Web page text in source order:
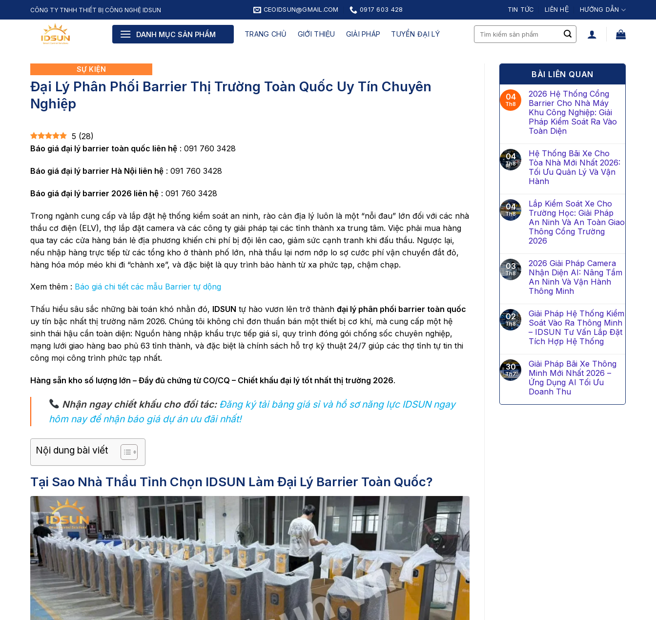
to
CÔNG TY TNHH THIẾT BỊ CÔNG NGHỆ IDSUN CEOIDSUN@GMAIL.COM 0917 603 428 TIN TỨC LIÊN HỆ HƯỚNG DẪN
DANH MỤC SẢN PHẨM TRANG CHỦ GIỚI THIỆU GIẢI PHÁP TUYỂN ĐẠI LÝ
Search
SỰ KIỆN
Đại Lý Phân Phối Barrier Thị Trường Toàn Quốc Uy Tín Chuyên
Nghiệp
5 (28)
Báo giá đại lý barrier toàn quốc liên hệ : 091 760 3428
Báo giá đại lý barrier Hà Nội liên hệ : 091 760 3428
Báo giá đại lý barrier 2026 liên hệ : 091 760 3428
Trong ngành cung cấp và lắp đặt hệ thống kiểm soát an ninh, rào cản địa lý luôn là một “nỗi đau” lớn đối với các nhà
thầu cơ điện (ELV), thợ lắp đặt camera và các công ty giải pháp tại các tỉnh thành xa trung tâm. Việc phải mua hàng
qua tay các cửa hàng bán lẻ địa phương khiến chi phí bị đội lên cao, giảm sức cạnh tranh khi đấu thầu. Ngược lại,
nếu nhập hàng trực tiếp từ các tổng kho ở thành phố lớn, nhà thầu lại nơm nớp lo sợ cước phí vận chuyển đắt đỏ,
hàng hóa móp méo khi đi “chành xe”, và đặc biệt là quy trình bảo hành từ xa phức tạp, chậm chạp.
Xem thêm : Báo giá chi tiết các mẫu Barrier tự dộng
Thấu hiểu sâu sắc những bài toán khó nhằn đó, IDSUN tự hào vươn lên trở thành đại lý phân phối barrier toàn quốc
uy tín bậc nhất thị trường năm 2026. Chúng tôi không chỉ đơn thuần bán một thiết bị cơ khí, mà cung cấp một hệ
sinh thái hậu cần toàn diện: Nguồn hàng nhập khẩu trực tiếp giá sỉ, quy trình đóng gói chống sốc chuyên nghiệp,
mạng lưới giao hàng bao phủ 63 tỉnh thành, và đặc biệt là chính sách hỗ trợ kỹ thuật 24/7 giúp các thợ tỉnh tự tin thi
công mọi công trình phức tạp nhất.
Hàng sẵn kho số lượng lớn – Đầy đủ chứng từ CO/CQ – Chiết khấu đại lý tốt nhất thị trường 2026.
Nhận ngay chiết khấu cho đối tác: Đăng ký tải bảng giá sỉ và hồ sơ năng lực IDSUN ngay
hôm nay để nhận báo giá dự án ưu đãi nhất!
Nội dung bài viết
Tại Sao Nhà Thầu Tỉnh Chọn IDSUN Làm Đại Lý Barrier Toàn Quốc?
BÀI LIÊN QUAN
04
Th8
2026 Hệ Thống Cổng
Barrier Cho Nhà Máy
Khu Công Nghiệp: Giải
Pháp Kiểm Soát Ra Vào
Toàn Diện
04
Th8
Hệ Thống Bãi Xe Cho
Tòa Nhà Mới Nhất 2026:
Tối Ưu Quản Lý Và Vận
Hành
04
Th8
Lắp Kiểm Soát Xe Cho
Trường Học: Giải Pháp
An Ninh Và An Toàn Giao
Thông Cổng Trường
2026
03
Th8
2026 Giải Pháp Camera
Nhận Diện AI: Nâng Tầm
An Ninh Và Vận Hành
Thông Minh
02
Th8
Giải Pháp Hệ Thống Kiểm
Soát Vào Ra Thông Minh
– IDSUN Tư Vấn Lắp Đặt
Tích Hợp Hệ Thống
30
Th7
Giải Pháp Bãi Xe Thông
Minh Mới Nhất 2026 –
Ứng Dụng AI Tối Ưu
Doanh Thu